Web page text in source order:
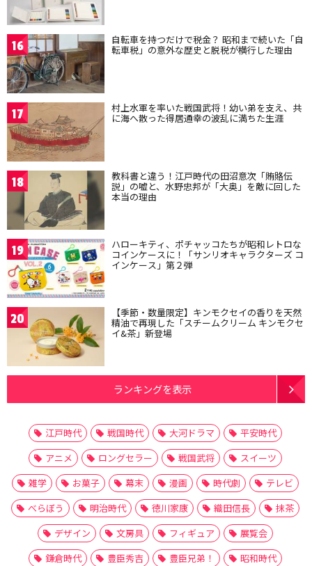
16 自転車を持つだけで税金？ 昭和まで続いた「自
転車税」の意外な歴史と脱税が横行した理由
17 村上水軍を率いた戦国武将！幼い弟を支え、共
に海へ散った得居通幸の波乱に満ちた生涯
18 教科書と違う！江戸時代の田沼意次「賄賂伝
説」の嘘と、水野忠邦が「大奥」を敵に回した
本当の理由
19 ハローキティ、ポチャッコたちが昭和レトロな
コインケースに！「サンリオキャラクターズ コ
インケース」第２弾
20 【季節・数量限定】キンモクセイの香りを天然
精油で再現した「スチームクリーム キンモクセ
イ&茶」新登場
ランキングを表示
江戸時代 戦国時代 大河ドラマ
平安時代
アニメ
ロングセラー 戦国武将
スイーツ
雑学
お菓子 幕末 漫画 時代劇
テレビ
べらぼう
明治時代 徳川家康 織田信長
抹茶
デザイン
文房具 フィギュア
展覧会
鎌倉時代
豊臣秀吉 豊臣兄弟！
昭和時代